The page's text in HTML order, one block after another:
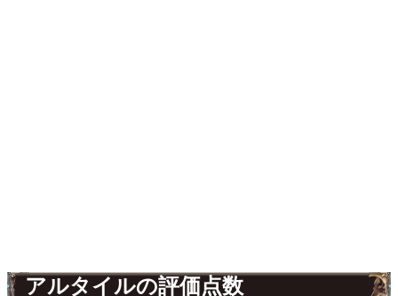
アルタイルの評価点数